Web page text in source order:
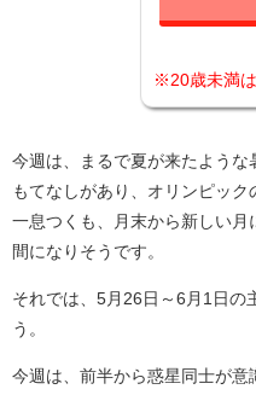
※20歳未満は
今週は、まるで夏が来たよう
もてなしがあり、オリンピッ
一息つくも、月末から新しい月
間になりそうです。
それでは、5月26日～6月1日の
う。
今週は、前半から惑星同士が意